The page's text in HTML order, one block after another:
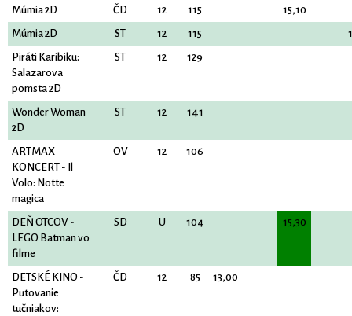
Múmia 2D
ČD 12 115
15,10
Múmia 2D
ST 12 115
Piráti Karibiku:
Salazarova
pomsta 2D
ST 12 129
Wonder Woman
2D
ST 12 141
ARTMAX
KONCERT - Il
Volo: Notte
magica
OV 12 106
DEŇ OTCOV -
LEGO Batman vo
filme
SD U 104 15,30
DETSKÉ KINO -
Putovanie
tučniakov:
ČD 12 85 13,00